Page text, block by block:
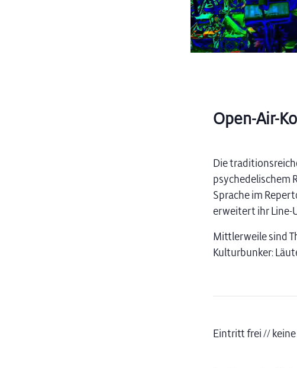
Open-Air-
Die
psychedelischem
Sprache im
erweitert ihr Line-
Mittlerweile sind
Kulturbunker:
Eintritt frei //